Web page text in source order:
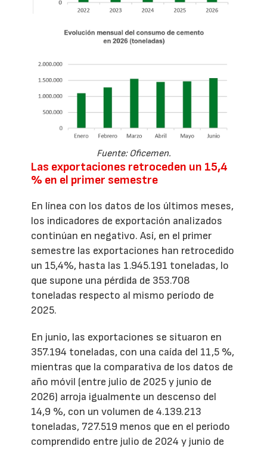
Fuente: Oficemen.
Las exportaciones retroceden un 15,4
% en el primer semestre
En línea con los datos de los últimos meses,
los indicadores de exportación analizados
continúan en negativo. Así, en el primer
semestre las exportaciones han retrocedido
un 15,4%, hasta las 1.945.191 toneladas, lo
que supone una pérdida de 353.708
toneladas respecto al mismo período de
2025.
En junio, las exportaciones se situaron en
357.194 toneladas, con una caída del 11,5 %,
mientras que la comparativa de los datos de
año móvil (entre julio de 2025 y junio de
2026) arroja igualmente un descenso del
14,9 %, con un volumen de 4.139.213
toneladas, 727.519 menos que en el periodo
comprendido entre julio de 2024 y junio de